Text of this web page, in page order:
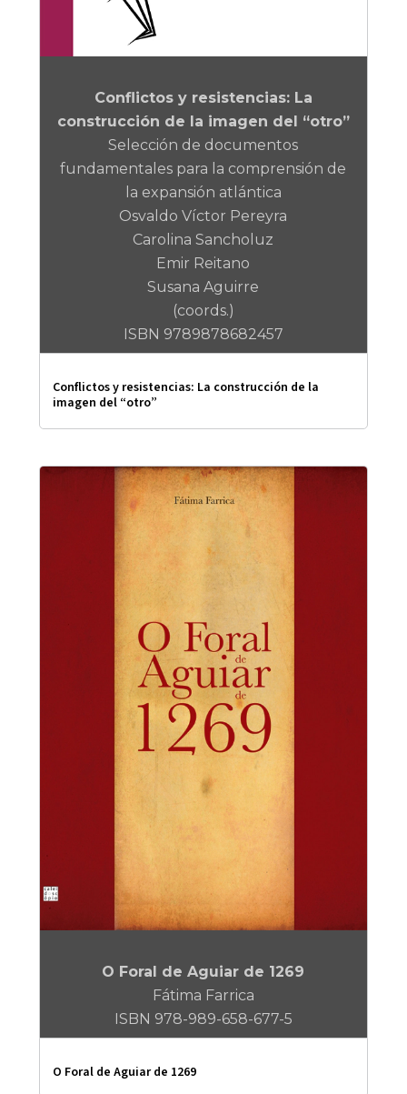
Conflictos y resistencias: La
construcción de la imagen del “otro”
Selección de documentos
fundamentales para la comprensión de
la expansión atlántica
Osvaldo Víctor Pereyra
Carolina Sancholuz
Emir Reitano
Susana Aguirre
(coords.)
ISBN 9789878682457
Conflictos y resistencias: La construcción de la
imagen del “otro”
O Foral de Aguiar de 1269
Fátima Farrica
ISBN 978-989-658-677-5
O Foral de Aguiar de 1269